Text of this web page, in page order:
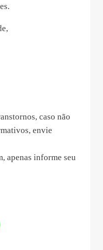
caso não
envie
, apenas informe seu